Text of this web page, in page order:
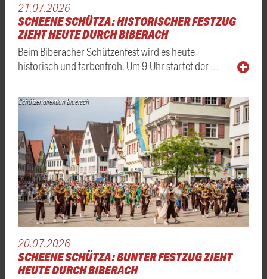
21.07.2026
SCHEENE SCHÜTZA: HISTORISCHER FESTZUG
ZIEHT HEUTE DURCH BIBERACH
Beim Biberacher Schützenfest wird es heute
historisch und farbenfroh. Um 9 Uhr startet der …
Schützendirektion Biberach
20.07.2026
SCHEENE SCHÜTZA: BUNTER FESTZUG ZIEHT
HEUTE DURCH BIBERACH